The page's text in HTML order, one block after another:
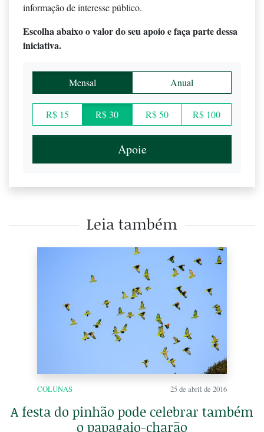
informação de interesse público.
Escolha abaixo o valor do seu apoio e faça parte dessa
iniciativa.
Mensal Anual
R$ 15 R$ 30 R$ 50 R$ 100
Apoie
Leia também
COLUNAS 25 de abril de 2016
A festa do pinhão pode celebrar também
o papagaio-charão